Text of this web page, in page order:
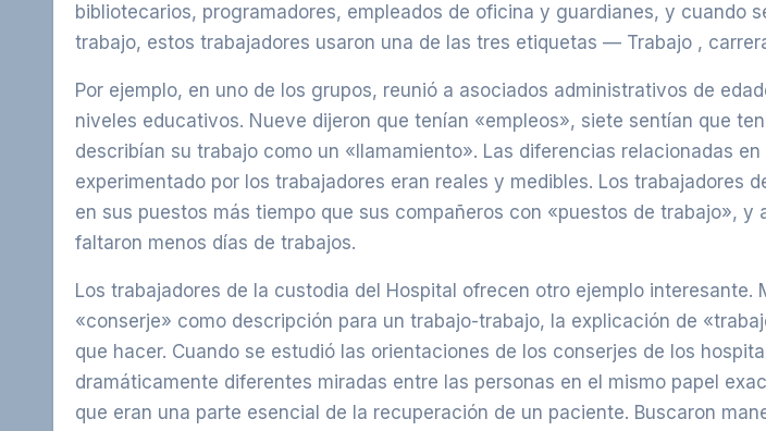
bibliotecarios, programadores, empleados de oficina y guardianes, y cuando
trabajo, estos trabajadores usaron una de las tres etiquetas — Trabajo ,
Por ejemplo, en uno de los grupos, reunió a asociados administrativos de
niveles educativos. Nueve dijeron que tenían «empleos», siete sentían que
describían su trabajo como un «llamamiento». Las diferencias relacionadas
experimentado por los trabajadores eran reales y medibles. Los trabajadores
en sus puestos más tiempo que sus compañeros con «puestos de trabajo», y
faltaron menos días de trabajos.
Los trabajadores de la custodia del Hospital ofrecen otro ejemplo interesante.
«conserje» como descripción para un trabajo-trabajo, la explicación de
que hacer. Cuando se estudió las orientaciones de los conserjes de los
dramáticamente diferentes miradas entre las personas en el mismo papel
que eran una parte esencial de la recuperación de un paciente. Buscaron